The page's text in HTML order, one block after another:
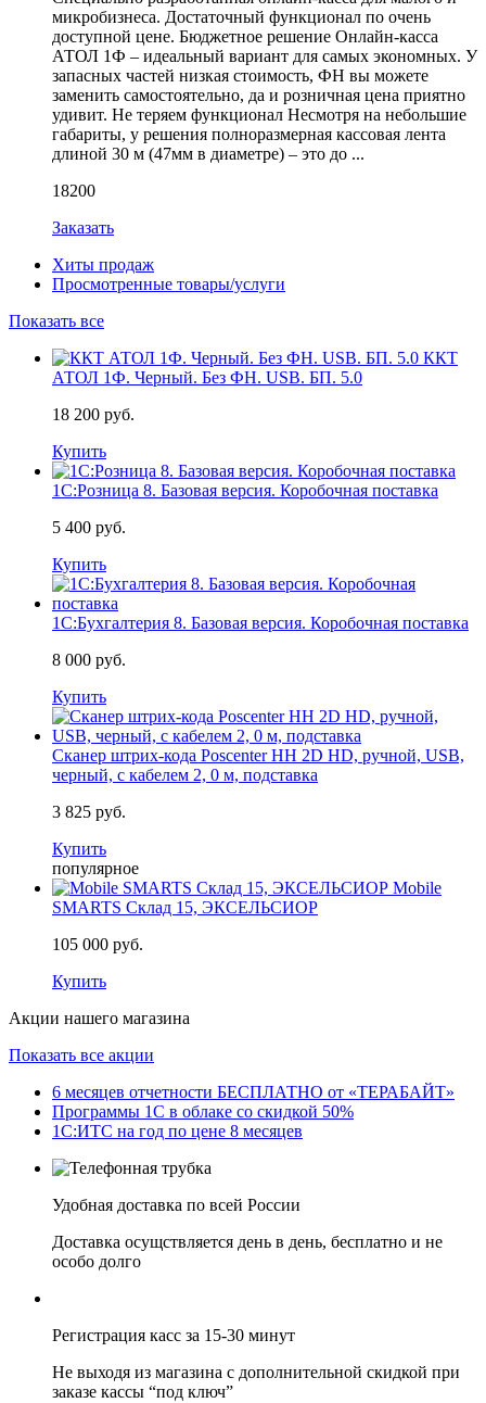
микробизнеса. Достаточный функционал по очень
доступной цене. Бюджетное решение Онлайн-касса
АТОЛ 1Ф – идеальный вариант для самых экономных. У
запасных частей низкая стоимость, ФН вы можете
заменить самостоятельно, да и розничная цена приятно
удивит. Не теряем функционал Несмотря на небольшие
габариты, у решения полноразмерная кассовая лента
длиной 30 м (47мм в диаметре) – это до ...
18200
Заказать
Хиты продаж
Просмотренные товары/услуги
Показать все
ККТ
АТОЛ 1Ф. Черный. Без ФН. USB. БП. 5.0
18 200 руб.
Купить
1С:Розница 8. Базовая версия. Коробочная поставка
5 400 руб.
Купить
1С:Бухгалтерия 8. Базовая версия. Коробочная поставка
8 000 руб.
Купить
Сканер штрих-кода Poscenter HH 2D HD, ручной, USB,
черный, с кабелем 2, 0 м, подставка
3 825 руб.
Купить
популярное
Mobile
SMARTS Склад 15, ЭКСЕЛЬСИОР
105 000 руб.
Купить
Акции нашего магазина
Показать все акции
6 месяцев отчетности БЕСПЛАТНО от «ТЕРАБАЙТ»
Программы 1С в облаке со скидкой 50%
1С:ИТС на год по цене 8 месяцев
Удобная доставка по всей России
Доставка осущствляется день в день, бесплатно и не
особо долго
Регистрация касс за 15-30 минут
Не выходя из магазина с дополнительной скидкой при
заказе кассы “под ключ”